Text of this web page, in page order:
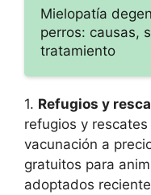
Mielopatía
perros: causas,
tratamiento
1. Refugios y
refugios y
vacunación a
gratuitos para
adoptados